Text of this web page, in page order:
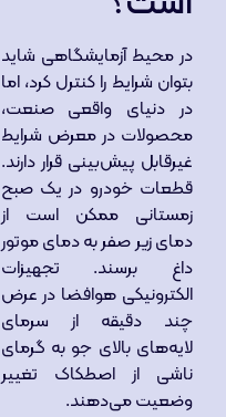
در محیط آزمایشگاهی شاید
بتوان شرایط را کنترل کرد، اما
در دنیای واقعی صنعت،
محصولات در معرض شرایط
غیرقابل پیش‌بینی قرار دارند.
قطعات خودرو در یک صبح
زمستانی ممکن است از
دمای زیر صفر به دمای موتور
داغ برسند. تجهیزات
الکترونیکی هوافضا در عرض
چند دقیقه از سرمای
لایه‌های بالای جو به گرمای
ناشی از اصطکاک تغییر
وضعیت می‌دهند.